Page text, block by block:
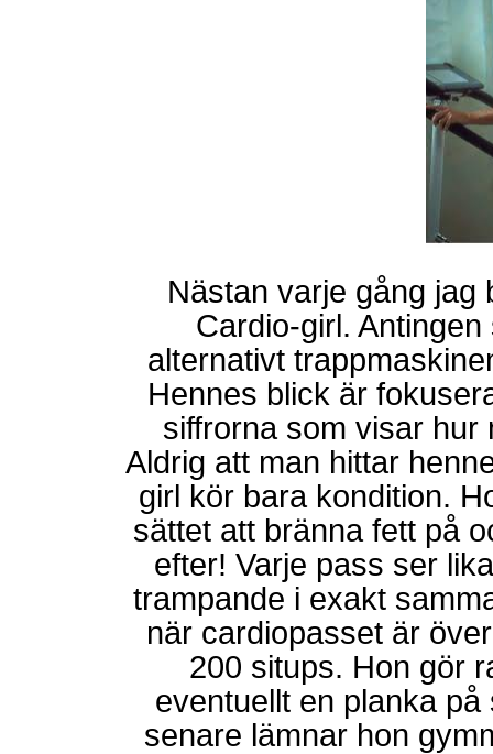
Nästan varje gång jag
Cardio-girl.
alternativt
Hennes blick är
siffrorna som visar hur
Aldrig att man hittar
girl kör bara kondition.
sättet att bränna fett på
efter! Varje pass ser
trampande i exakt
när cardiopasset är
200 situps. Hon gör
eventuellt en planka
senare lämnar hon